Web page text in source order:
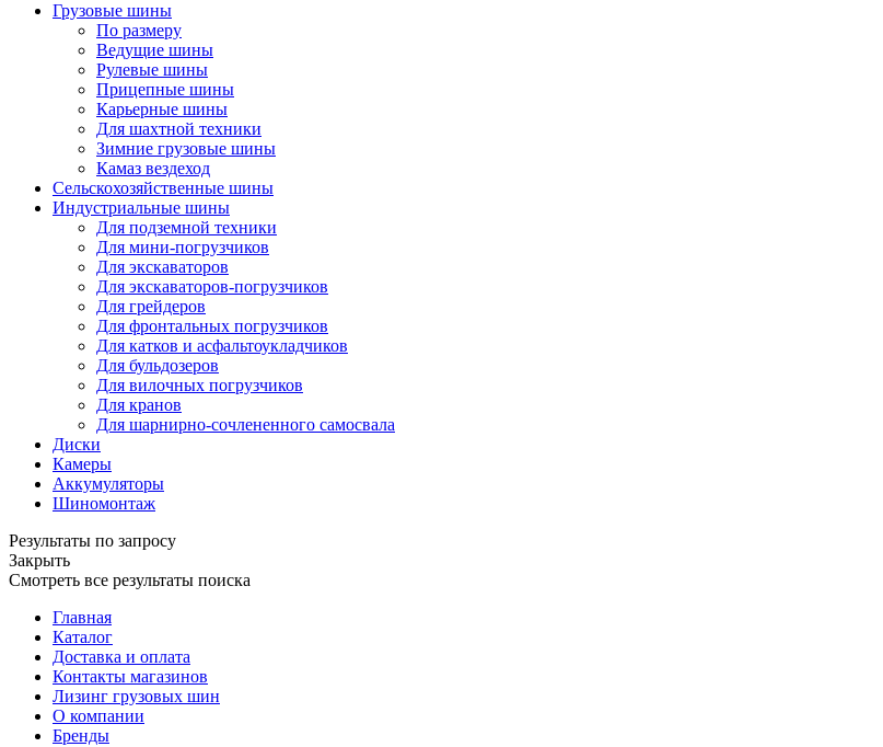
Грузовые шины
По размеру
Ведущие шины
Рулевые шины
Прицепные шины
Карьерные шины
Для шахтной техники
Зимние грузовые шины
Камаз вездеход
Сельскохозяйственные шины
Индустриальные шины
Для подземной техники
Для мини-погрузчиков
Для экскаваторов
Для экскаваторов-погрузчиков
Для грейдеров
Для фронтальных погрузчиков
Для катков и асфальтоукладчиков
Для бульдозеров
Для вилочных погрузчиков
Для кранов
Для шарнирно-сочлененного самосвала
Диски
Камеры
Аккумуляторы
Шиномонтаж
Результаты по запросу
Закрыть
Смотреть все результаты поиска
Главная
Каталог
Доставка и оплата
Контакты магазинов
Лизинг грузовых шин
О компании
Бренды